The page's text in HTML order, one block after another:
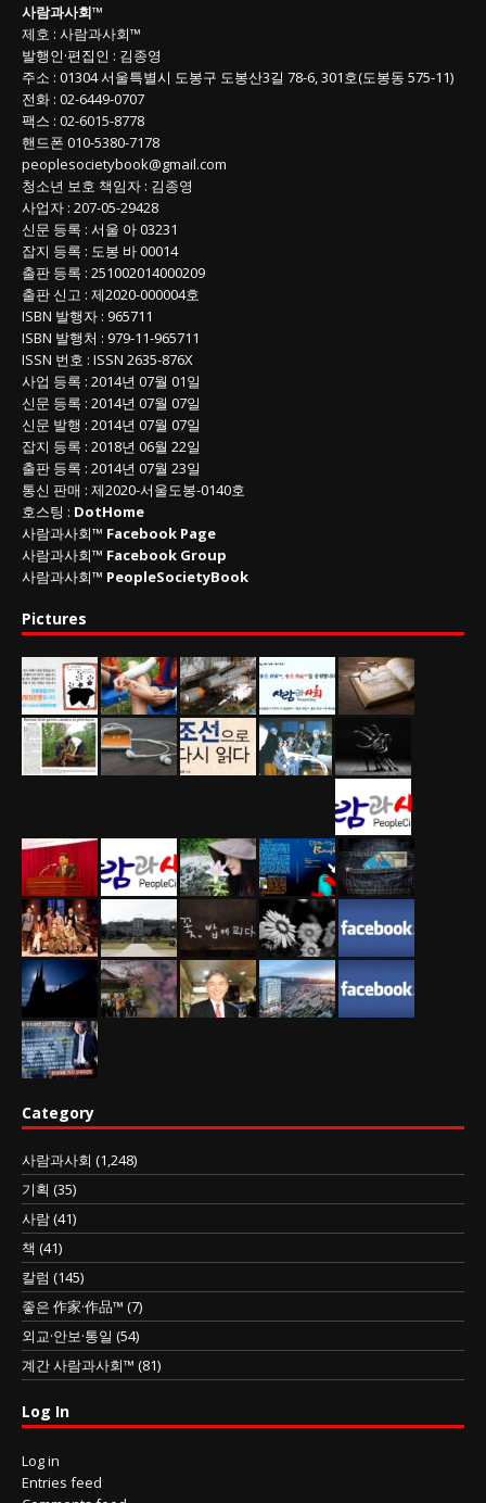
목
록
사람과사회™
제호 : 사람과사회™
발행인·편집인 : 김종영
주소 : 01304서울특별시 도봉구 도봉산3길 78-6, 301호(도봉동 575-11)
전화 : 02-6449-0707
팩스 : 02-6015-8778
핸드폰 010-5380-7178
peoplesocietybook@gmail.com
청소년 보호 책임자 : 김종영
사업자 : 207-05-29428
신문 등록 : 서울 아 03231
잡지 등록 : 도봉 바 00014
출판 등록 : 251002014000209
출판 신고 : 제2020-000004호
ISBN 발행자 : 965711
ISBN 발행처 : 979-11-965711
ISSN 번호 : ISSN 2635-876X
사업 등록 : 2014년 07월 01일
신문 등록 : 2014년 07월 07일
신문 발행 : 2014년 07월 07일
잡지 등록 : 2018년 06월 22일
출판 등록 : 2014년 07월 23일
통신 판매 : 제2020-서울도봉-0140호
호스팅 : DotHome
사람과사회™ Facebook Page
사람과사회™ Facebook Group
사람과사회™ PeopleSocietyBook
Pictures
Category
사람과사회 (1,248)
기획 (35)
사람(41)
책 (41)
칼럼 (145)
좋은 作家·作品™ (7)
외교·안보·통일 (54)
계간 사람과사회™ (81)
Log In
Log in
Entries feed